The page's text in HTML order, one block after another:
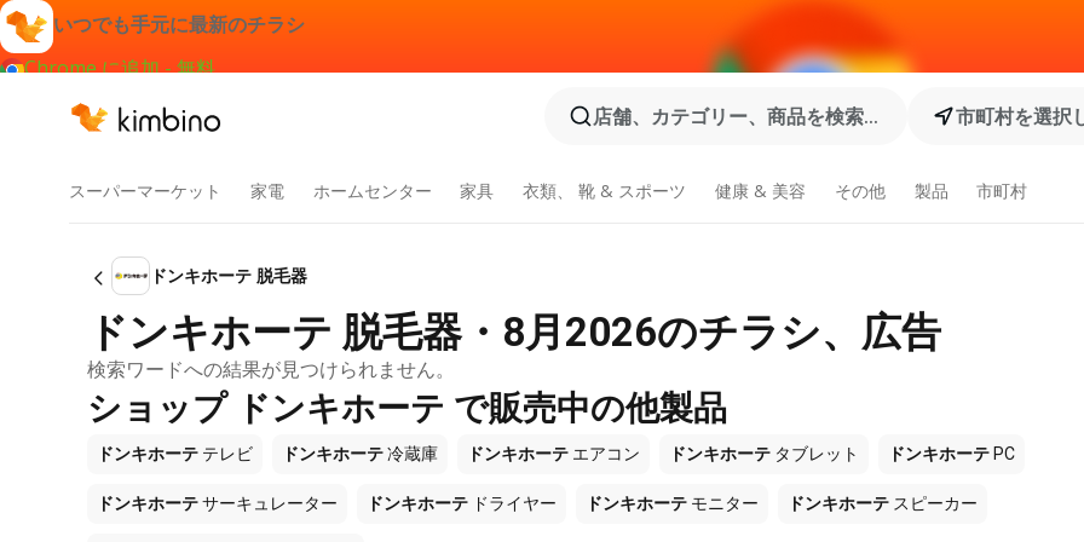
いつでも手元に最新のチラシ
Chrome に追加 - 無料
店舗、カテゴリー、商品を検索...
市町村を選択
スーパーマーケット 家電 ホームセンター 家具 衣類、 靴 & スポーツ 健康 & 美容 その他 製品 市町村
ドンキホーテ 脱毛器
ドンキホーテ 脱毛器・8月2026のチラシ、広告
検索ワードへの結果が見つけられません。
ショップ ドンキホーテ で販売中の他製品
ドンキホーテ テレビ ドンキホーテ冷蔵庫 ドンキホーテ エアコン ドンキホーテ タブレット ドンキホーテ PC
ドンキホーテサーキュレーター ドンキホーテ ドライヤー ドンキホーテ モニター ドンキホーテ スピーカー